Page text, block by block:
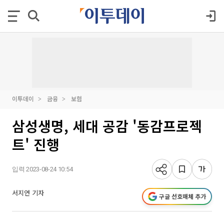
이투데이 금융 보험
삼성생명, 세대 공감 '동감프로젝
트' 진행
입력 2023-08-24 10:54
서지연 기자 구글 선호매체 추가